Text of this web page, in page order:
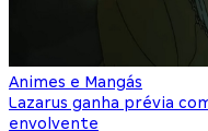
Animes e Mangás
Lazarus ganha prévia
envolvente